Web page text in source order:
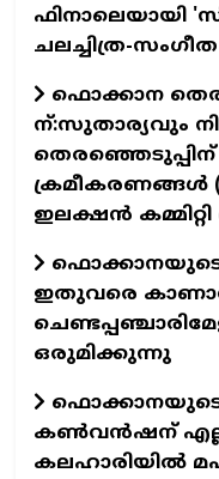
ഫിനാലെയായി
ചലച്ചിത്ര-
ഫൊക്കാന
ന്:സുതാര്യവും
ക്രമീകരണങ്ങൾ
ഇലക്ഷൻ
ഫൊക്കാനയുടെ
ഇതുവരെ
ഒരുമിക്കുന്നു
ഫൊക്കാനയുടെ
കൺവൻഷന്
കലഹാരിയിൽ